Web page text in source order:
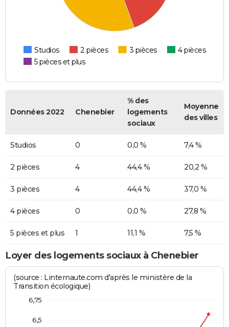
Studios 2 pièces 3 pièces
4 pièces
5 pièces et plus
Données 2022 Chenebier
% des
logements
sociaux
Moyenne
des villes
Studios 0 0,0 % 7,4 %
2 pièces 4 44,4 % 20,2 %
3 pièces 4 44,4 % 37,0 %
4 pièces 0 0,0 % 27,8 %
5 pièces et plus 1 11,1 % 7,5 %
Loyer des logements sociaux à Chenebier
(source : Linternaute.com d'après le ministère de la
Transition écologique)
6,5
6,75